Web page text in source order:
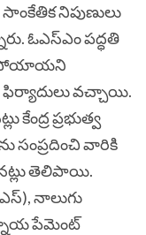
నిపుణులు
ఓఎస్‌ఎం పద్ధతి
ఫిర్యాదులు వచ్చాయి.
ప్రభుత్వ
సంప్రదించి వారికి
తెలిపాయి.
నాలుగు
పేమెంట్